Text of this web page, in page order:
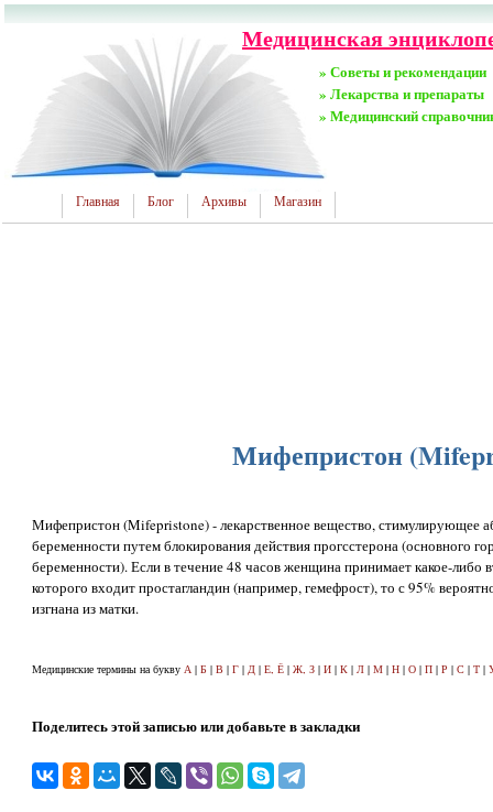
Медицинская
» Советы и рекомендации
» Лекарства и препараты
» Медицинский
Главная Блог Архивы Магазин
Мифепристон
Мифепристон (Mifepristone) - лекарственное вещество, стимулирующее
беременности путем блокирования действия прогсстерона (основного
беременности). Если в течение 48 часов женщина принимает какое-либо
которого входит простагландин (например, гемефрост), то с 95%
изгнана из матки.
Медицинские термины на букву А | Б | В | Г | Д | Е, Ё | Ж, З | И | К | Л | М | Н | О | П | Р | С | Т |
Поделитесь этой записью или добавьте в закладки